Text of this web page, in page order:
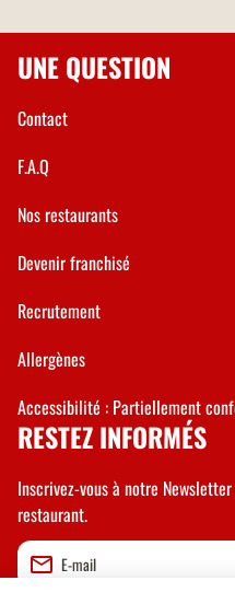
UNE QUESTION
Contact
F.A.Q
Nos restaurants
Devenir franchisé
Recrutement
Allergènes
Accessibilité : Partiellement
RESTEZ INFORMÉS
Inscrivez-vous à notre
restaurant.